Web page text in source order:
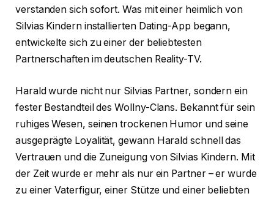
verstanden sich sofort. Was mit einer heimlich von
Silvias Kindern installierten Dating-App begann,
entwickelte sich zu einer der beliebtesten
Partnerschaften im deutschen Reality-TV.
Harald wurde nicht nur Silvias Partner, sondern ein
fester Bestandteil des Wollny-Clans. Bekannt für sein
ruhiges Wesen, seinen trockenen Humor und seine
ausgeprägte Loyalität, gewann Harald schnell das
Vertrauen und die Zuneigung von Silvias Kindern. Mit
der Zeit wurde er mehr als nur ein Partner – er wurde
zu einer Vaterfigur, einer Stütze und einer beliebten